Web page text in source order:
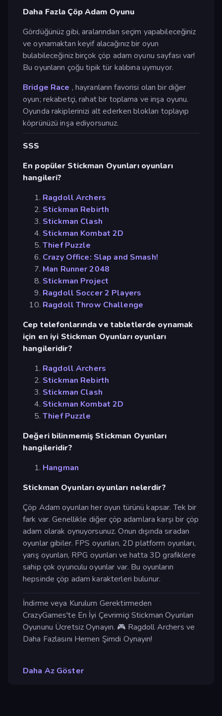
Daha Fazla Çöp Adam Oyunu
Gördüğünüz gibi, aralarından seçim yapabileceğiniz
ve oynamaktan keyif alacağınız bir oyun
bulabileceğiniz birçok çöp adam oyunu sayfası var!
Bu oyunların çoğu tipik tür kalıbına uymuyor.
Bridge Race , hayranların favorisi olan bir diğer
oyun; rekabetçi, rahat bir toplama ve inşa oyunu.
Oyunda rakiplerinizi alt ederken blokları toplayıp
köprünüzü inşa ediyorsunuz.
SSS
En popüler Stickman Oyunları oyunları
hangileri?
Ragdoll Archers
Stickman Rebirth
Stickman Clash
Stickman Kombat 2D
Thief Puzzle
Crazy Office: Slap and Smash!
Man Runner 2048
Stickman Project
Ragdoll Soccer 2 Players
Ragdoll Throw Challenge
Cep telefonlarında ve tabletlerde oynamak
için en iyi Stickman Oyunları oyunları
hangileridir?
Ragdoll Archers
Stickman Rebirth
Stickman Clash
Stickman Kombat 2D
Thief Puzzle
Değeri bilinmemiş Stickman Oyunları
hangileridir?
Hangman
Stickman Oyunları oyunları nelerdir?
Çöp Adam oyunları her oyun türünü kapsar. Tek bir
fark var. Genellikle diğer çöp adamlara karşı bir çöp
adam olarak oynuyorsunuz. Onun dışında sıradan
oyunlar gibiler. FPS oyunları, 2D platform oyunları,
yarış oyunları, RPG oyunları ve hatta 3D grafiklere
sahip çok oyunculu oyunlar var. Bu oyunların
hepsinde çöp adam karakterleri bulunur.
İndirme veya Kurulum Gerektirmeden
CrazyGames'te En İyi Çevrimiçi Stickman Oyunları
Oyununu Ücretsiz Oynayın. 🎮 Ragdoll Archers ve
Daha Fazlasını Hemen Şimdi Oynayın!
Daha Az Göster